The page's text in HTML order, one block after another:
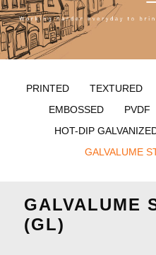
PRINTED TEXTURED
EMBOSSED
PVDF
HOT-DIP
GALVALUME
GALVALUME
(GL)